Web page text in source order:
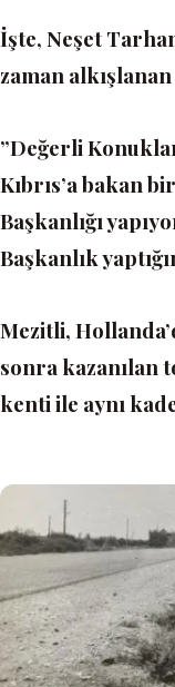
İşte, Neşet
zaman
”Değerli
Kıbrıs’a bakan
Başkanlığı
Başkanlık
Mezitli,
sonra kazanılan
kenti ile aynı